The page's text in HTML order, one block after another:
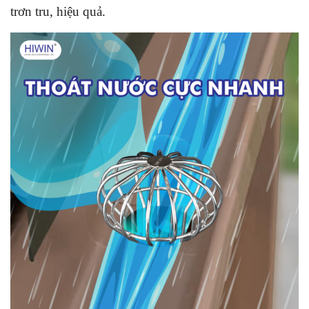
trơn tru, hiệu quả.